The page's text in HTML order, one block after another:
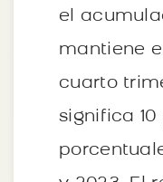
el
mantiene
cuarto
significa 10